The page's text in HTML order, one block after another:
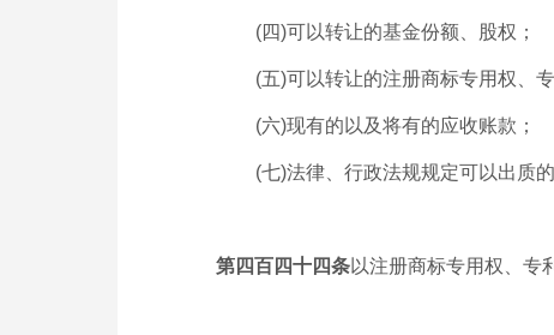
(四)可以转让的基金份额、股权；
(五)可以转让的注册商标专用权、
(六)现有的以及将有的应收账款；
(七)法律、行政法规规定可以出质
第四百四十四条以注册商标专用权、专